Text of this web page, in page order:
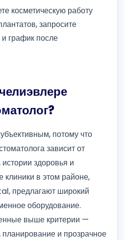
косметическую работу
запросите
график после
потому что
зависит от
здоровья и
в этом районе,
предлагают широкий
оборудование.
выше критерии —
планирование и прозрачное